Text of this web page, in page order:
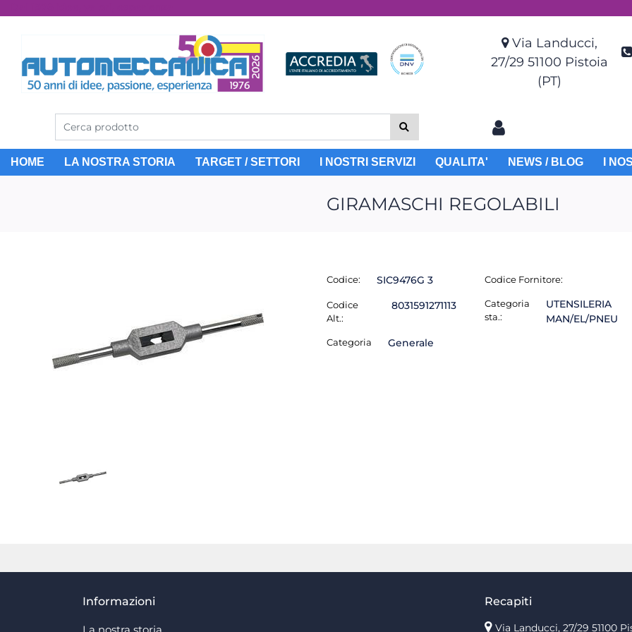
Via Landucci,
27/29 51100 Pistoia
(PT)
HOME LA NOSTRA STORIA TARGET / SETTORI I NOSTRI SERVIZI QUALITA' NEWS / BLOG I
GIRAMASCHI REGOLABILI
Codice: SIC9476G 3
Codice
Alt.:
8031591271113
Categoria Generale
Codice Fornitore:
Categoria
sta.:
UTENSILERIA
MAN/EL/PNEU
Informazioni Recapiti
Via Landucci, 27/29 51100